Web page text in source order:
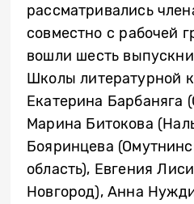
рассматривались
совместно с рабочей
вошли шесть
Школы литературной
Екатерина Барбаняга
Марина Битокова
Бояринцева
область), Евгения
Новгород), Анна